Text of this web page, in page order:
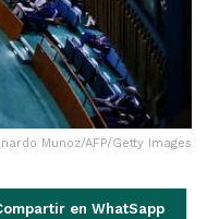
Munoz/AFP/Getty Images
en WhatSapp